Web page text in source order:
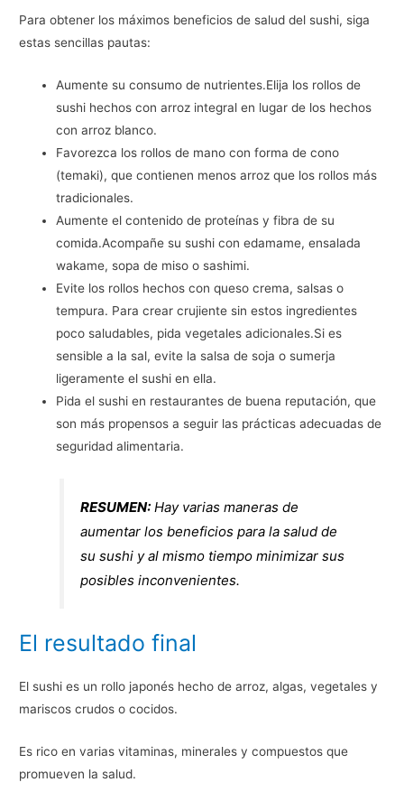
Para obtener los máximos beneficios de salud del sushi, siga
estas sencillas pautas:
Aumente su consumo de nutrientes.Elija los rollos de
sushi hechos con arroz integral en lugar de los hechos
con arroz blanco.
Favorezca los rollos de mano con forma de cono
(temaki), que contienen menos arroz que los rollos más
tradicionales.
Aumente el contenido de proteínas y fibra de su
comida.Acompañe su sushi con edamame, ensalada
wakame, sopa de miso o sashimi.
Evite los rollos hechos con queso crema, salsas o
tempura. Para crear crujiente sin estos ingredientes
poco saludables, pida vegetales adicionales.Si es
sensible a la sal, evite la salsa de soja o sumerja
ligeramente el sushi en ella.
Pida el sushi en restaurantes de buena reputación, que
son más propensos a seguir las prácticas adecuadas de
seguridad alimentaria.
RESUMEN: Hay varias maneras de
aumentar los beneficios para la salud de
su sushi y al mismo tiempo minimizar sus
posibles inconvenientes.
El resultado final
El sushi es un rollo japonés hecho de arroz, algas, vegetales y
mariscos crudos o cocidos.
Es rico en varias vitaminas, minerales y compuestos que
promueven la salud.